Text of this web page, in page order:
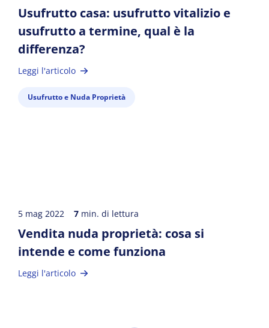
Usufrutto casa: usufrutto vitalizio e
usufrutto a termine, qual è la
differenza?
Leggi l'articolo
Usufrutto e Nuda Proprietà
5 mag 2022 7 min. di lettura
Vendita nuda proprietà: cosa si
intende e come funziona
Leggi l'articolo